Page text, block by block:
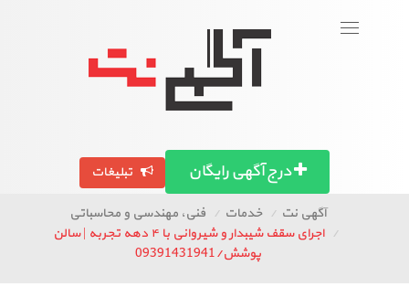
تصاویر آگهی ها آگهی استان ها
Toggle
درج آگهی رایگان تبلیغات
آگهی نت خدمات
فنی، مهندسی و محاسباتی
اجرای سقف شیبدار و شیروانی با ۴ دهه تجربه | سالن
پوشش/09391431941